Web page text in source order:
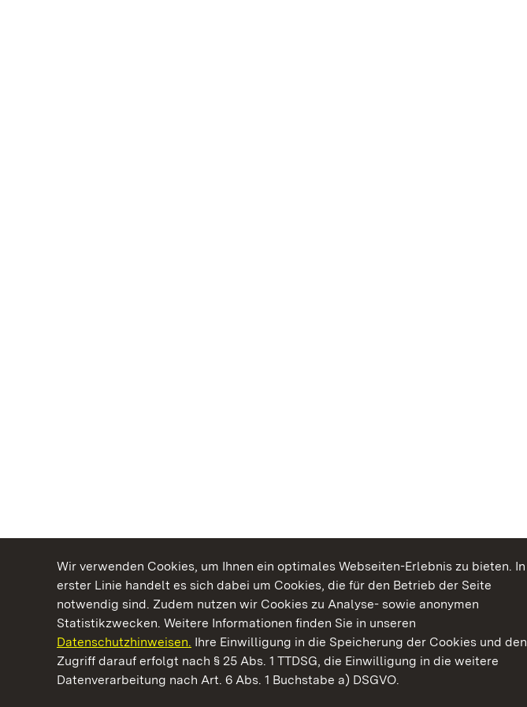
Wir verwenden Cookies, um Ihnen ein optimales Webseiten-Erlebnis zu bieten. In
erster Linie handelt es sich dabei um Cookies, die für den Betrieb der Seite
notwendig sind. Zudem nutzen wir Cookies zu Analyse- sowie anonymen
Statistikzwecken. Weitere Informationen finden Sie in unseren
Datenschutzhinweisen. Ihre Einwilligung in die Speicherung der Cookies und den
Zugriff darauf erfolgt nach § 25 Abs. 1 TTDSG, die Einwilligung in die weitere
Datenverarbeitung nach Art. 6 Abs. 1 Buchstabe a) DSGVO.
Kommen. Staunen. Genießen.